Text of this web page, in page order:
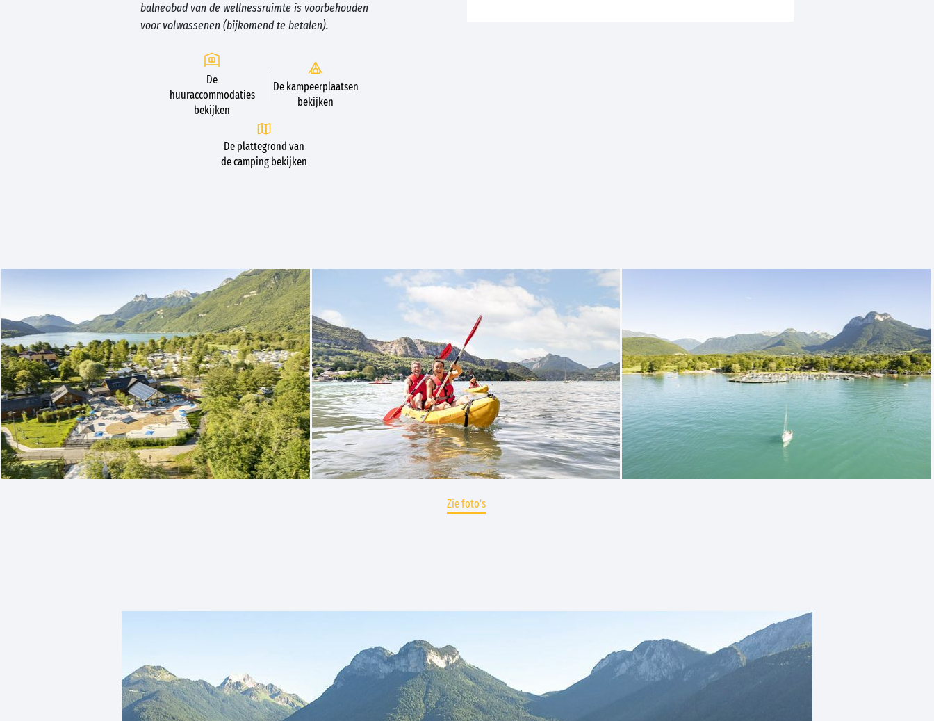
balneobad van de wellnessruimte is voorbehouden
voor volwassenen (bijkomend te betalen).
De
huuraccommodaties
bekijken
De kampeerplaatsen
bekijken
De plattegrond van
de camping bekijken
Zie foto's